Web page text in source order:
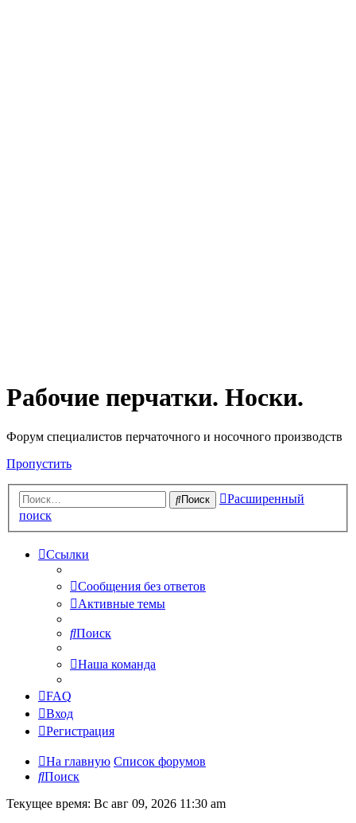
Рабочие перчатки. Носки.
Форум специалистов перчаточного и носочного производств
Пропустить
Поиск
Расширенный
поиск
Ссылки
Сообщения без ответов
Активные темы
Поиск
Наша команда
FAQ
Вход
Регистрация
На главную Список форумов
Поиск
Текущее время: Вс авг 09, 2026 11:30 am